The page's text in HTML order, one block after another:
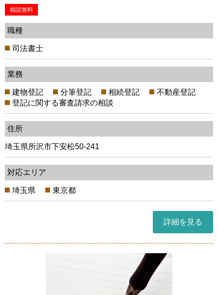
相談無料
職種
司法書士
業務
建物登記 分筆登記 相続登記
不動産登記
登記に関する審査請求の相談
住所
埼玉県所沢市下安松50-241
対応エリア
埼玉県 東京都
詳細を見る